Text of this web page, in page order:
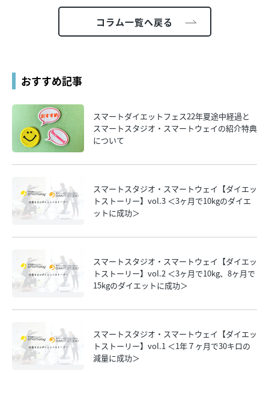
コラム一覧へ戻る
おすすめ記事
スマートダイエットフェス22年夏途中経過と
スマートスタジオ・スマートウェイの紹介特典
について
スマートスタジオ・スマートウェイ【ダイエッ
トストーリー】vol.3 ＜3ヶ月で10kgのダイエ
ットに成功＞
スマートスタジオ・スマートウェイ【ダイエッ
トストーリー】vol.2 ＜3ヶ月で10kg、8ヶ月で
15kgのダイエットに成功＞
スマートスタジオ・スマートウェイ【ダイエッ
トストーリー】vol.1 ＜1年７ヶ月で30キロの
減量に成功＞